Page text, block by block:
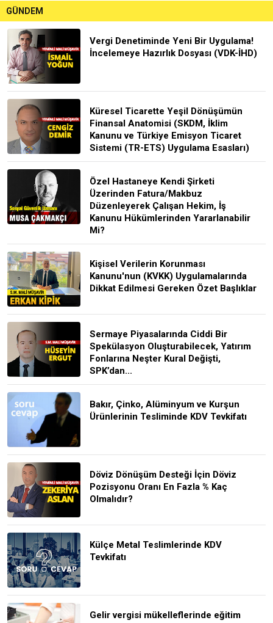
GÜNDEM
Vergi Denetiminde Yeni Bir Uygulama!
İncelemeye Hazırlık Dosyası (VDK-İHD)
Küresel Ticarette Yeşil Dönüşümün
Finansal Anatomisi (SKDM, İklim
Kanunu ve Türkiye Emisyon Ticaret
Sistemi (TR-ETS) Uygulama Esasları)
Özel Hastaneye Kendi Şirketi
Üzerinden Fatura/Makbuz
Düzenleyerek Çalışan Hekim, İş
Kanunu Hükümlerinden Yararlanabilir
Mi?
Kişisel Verilerin Korunması
Kanunu'nun (KVKK) Uygulamalarında
Dikkat Edilmesi Gereken Özet Başlıklar
Sermaye Piyasalarında Ciddi Bir
Spekülasyon Oluşturabilecek, Yatırım
Fonlarına Neşter Kural Değişti,
SPK’dan...
Bakır, Çinko, Alüminyum ve Kurşun
Ürünlerinin Tesliminde KDV Tevkifatı
Döviz Dönüşüm Desteği İçin Döviz
Pozisyonu Oranı En Fazla % Kaç
Olmalıdır?
Külçe Metal Teslimlerinde KDV
Tevkifatı
Gelir vergisi mükelleflerinde eğitim